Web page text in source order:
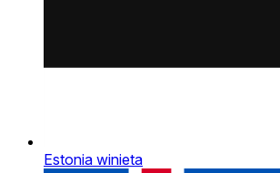
Estonia winieta